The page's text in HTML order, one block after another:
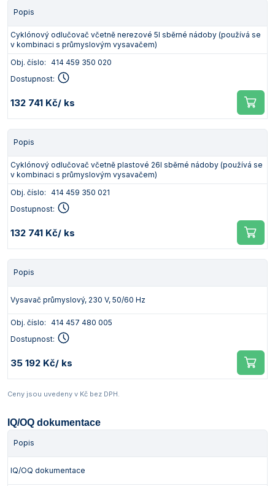
Popis
Cyklónový odlučovač včetně nerezové 5l sběrné nádoby (používá se
v kombinaci s průmyslovým vysavačem)
Obj. číslo: 414 459 350 020
Dostupnost:
132 741 Kč/ ks
Popis
Cyklónový odlučovač včetně plastové 26l sběrné nádoby (používá se
v kombinaci s průmyslovým vysavačem)
Obj. číslo: 414 459 350 021
Dostupnost:
132 741 Kč/ ks
Popis
Vysavač průmyslový, 230 V, 50/60 Hz
Obj. číslo: 414 457 480 005
Dostupnost:
35 192 Kč/ ks
Ceny jsou uvedeny v Kč bez DPH.
IQ/OQ dokumentace
Popis
IQ/OQ dokumentace